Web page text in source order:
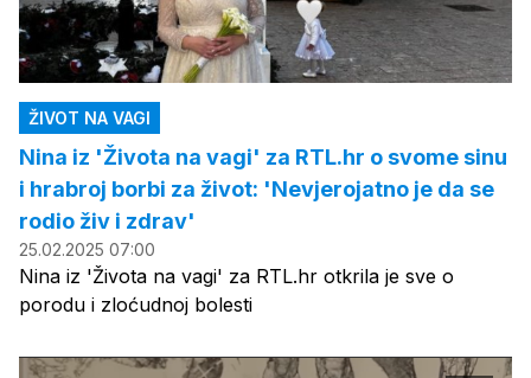
ŽIVOT NA VAGI
Nina iz 'Života na vagi' za RTL.hr o svome sinu
i hrabroj borbi za život: 'Nevjerojatno je da se
rodio živ i zdrav'
25.02.2025 07:00
Nina iz 'Života na vagi' za RTL.hr otkrila je sve o
porodu i zloćudnoj bolesti